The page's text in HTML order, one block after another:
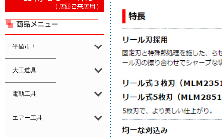
半値市！
大工道具
電動工具
エアー工具